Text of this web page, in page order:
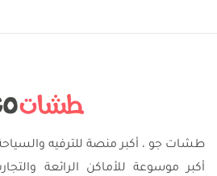
طشات جو ، أكبر منصة للترفيه والسياحة
أكبر موسوعة للأماكن الرائعة